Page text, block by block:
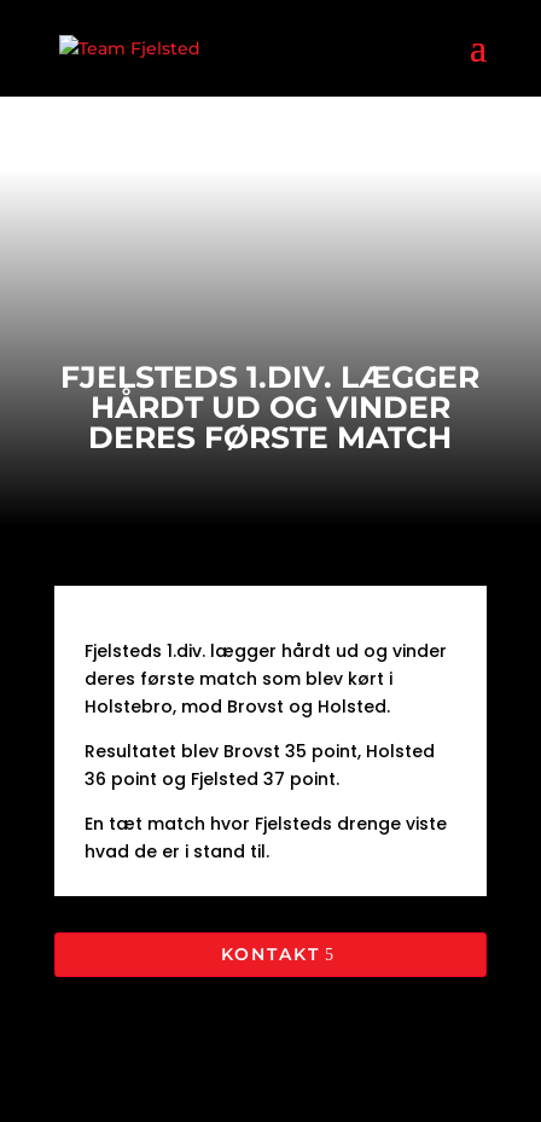
FJELSTEDS 1.DIV. LÆGGER
HÅRDT UD OG VINDER
DERES FØRSTE MATCH
Fjelsteds 1.div. lægger hårdt ud og vinder
deres første match som blev kørt i
Holstebro, mod Brovst og Holsted.
Resultatet blev Brovst 35 point, Holsted
36 point og Fjelsted 37 point.
En tæt match hvor Fjelsteds drenge viste
hvad de er i stand til.
KONTAKT